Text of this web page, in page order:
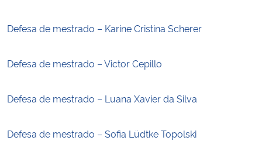
Defesa de mestrado – Karine Cristina Scherer
Defesa de mestrado – Victor Cepillo
Defesa de mestrado – Luana Xavier da Silva
Defesa de mestrado – Sofia Lüdtke Topolski